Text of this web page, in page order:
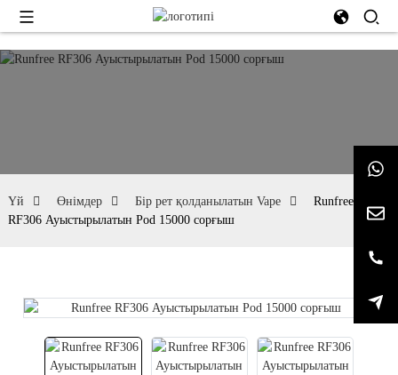
Үй Өнімдер Бір рет қолданылатын Vape
Runfree
RF306 Ауыстырылатын Pod 15000 сорғыш